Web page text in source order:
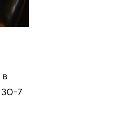
в
7